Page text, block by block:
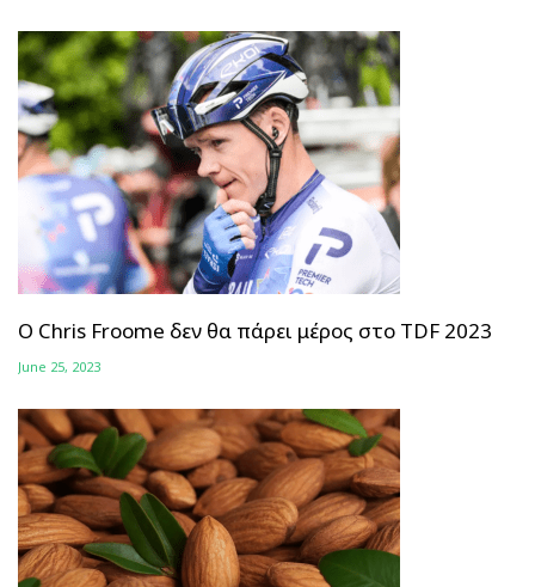
Ο Chris Froome δεν θα πάρει μέρος στο TDF 2023
June 25, 2023